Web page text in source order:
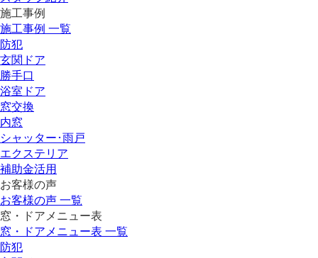
施工事例
施工事例 一覧
防犯
玄関ドア
勝手口
浴室ドア
窓交換
内窓
シャッター･雨戸
エクステリア
補助金活用
お客様の声
お客様の声 一覧
窓・ドアメニュー表
窓・ドアメニュー表 一覧
防犯